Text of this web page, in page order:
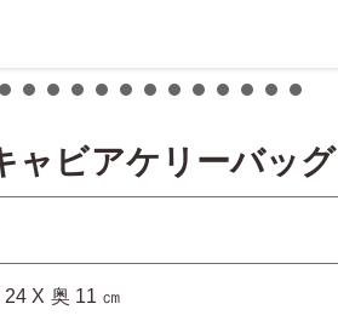
ャビアケリーバッグ
24 X 奥 11 ㎝